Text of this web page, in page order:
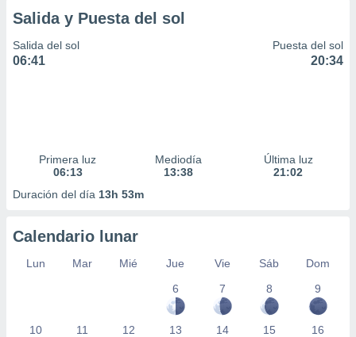
Salida y Puesta del sol
Salida del sol
06:41
Puesta del sol
20:34
Primera luz
06:13
Mediodía
13:38
Última luz
21:02
Duración del día 13h 53m
Calendario lunar
Lun Mar Mié Jue Vie Sáb
Dom
6
7 8 9
10 11 12 13 14 15 16